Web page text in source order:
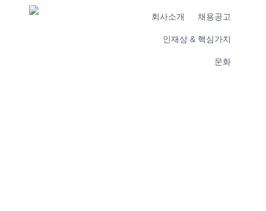
회사소개 채용공고
인재상 & 핵심가치
문화